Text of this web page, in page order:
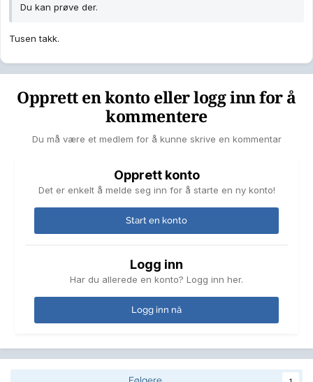
Du kan prøve der.
Tusen takk.
Opprett en konto eller logg inn for å
kommentere
Du må være et medlem for å kunne skrive en kommentar
Opprett konto
Det er enkelt å melde seg inn for å starte en ny konto!
Start en konto
Logg inn
Har du allerede en konto? Logg inn her.
Logg inn nå
1